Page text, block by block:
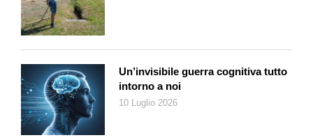
Un’invisibile guerra cognitiva tutto
intorno a noi
10 Luglio 2026